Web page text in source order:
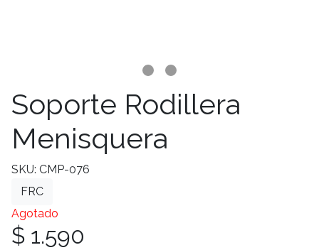
Soporte Rodillera
Menisquera
SKU: CMP-076
FRC
Agotado
$ 1.590